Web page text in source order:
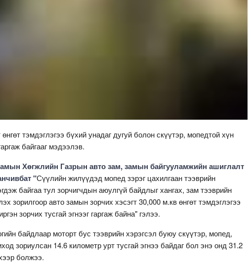
тэмдэглэгээ бүхий унадаг дугуй болон скүүтэр, мопедтой хүн
байгааг мэдээлэв.
Хөгжлийн Газрын авто зам, замын байгууламжийн ашиглалт
"Сүүлийн жилүүдэд мопед зэрэг цахилгаан тээврийн
байгаа тул зорчигчдын аюулгүй байдлыг хангах, зам тээврийн
зорилгоор авто замын зорчих хэсэгт 30,000 м.кв өнгөт тэмдэглэгээ
зорчих тусгай эгнээг гаргаж байна" гэлээ.
байдлаар моторт бус тээврийн хэрэгсэл буюу скүүтэр, мопед,
зориулсан 14.6 километр урт тусгай эгнээ байдаг бол энэ онд 31.2
болжээ.